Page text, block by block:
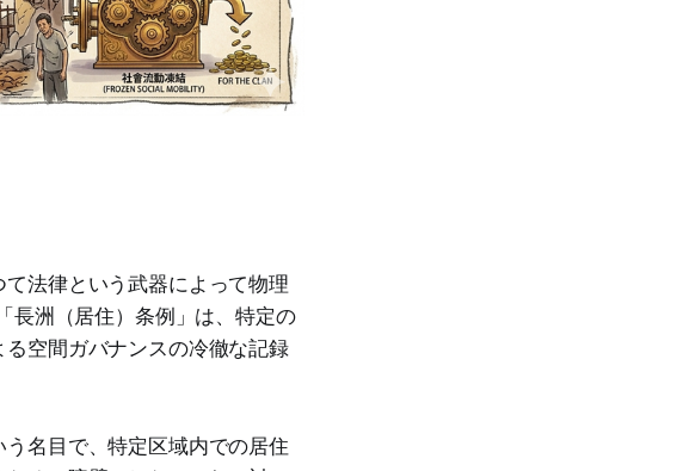
法律という武器によって物理
長洲（居住）条例」は、特定の
空間ガバナンスの冷徹な記録
名目で、特定区域内での居住